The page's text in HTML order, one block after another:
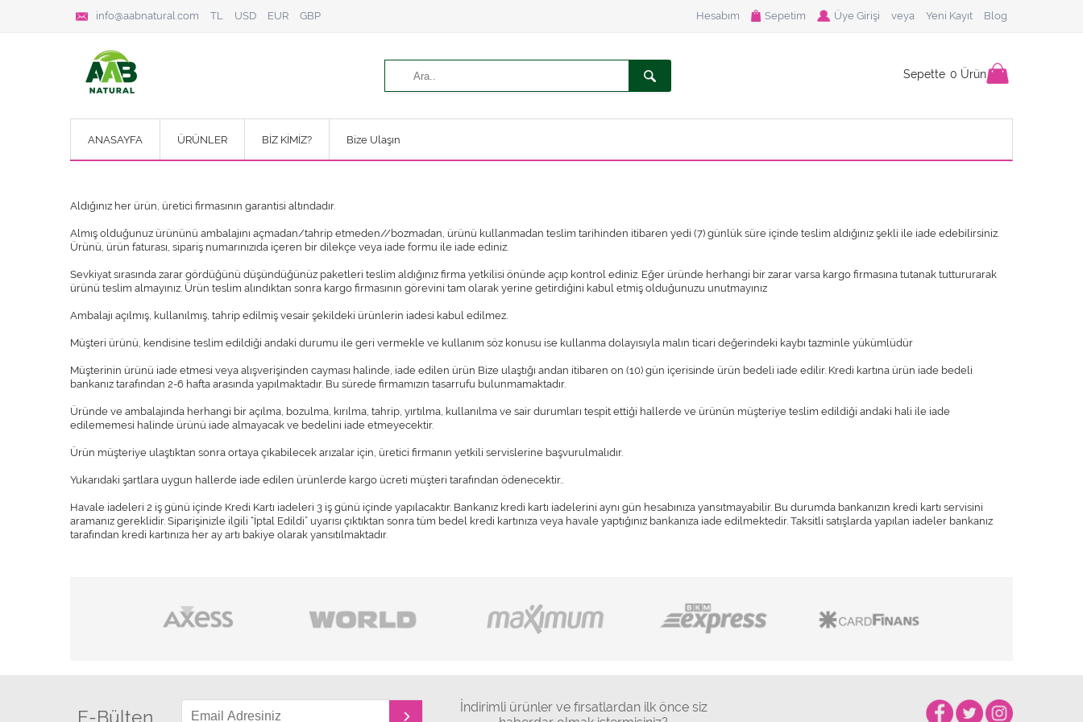
Blog
Yeni Kayıt
veya
Üye Girişi
Sepetim
Hesabım
info@aabnatural.com TL USD EUR GBP
Sepette 0 Ürün
ANASAYFA ÜRÜNLER BİZ KİMİZ? Bize Ulaşın
Aldığınız her ürün, üretici firmasının garantisi altındadır.
Almış olduğunuz ürününü ambalajını açmadan/tahrip etmeden//bozmadan, ürünü kullanmadan teslim tarihinden itibaren yedi (7) günlük süre içinde teslim aldığınız şekli ile iade edebilirsiniz.
Ürünü, ürün faturası, sipariş numarınızıda içeren bir dilekçe veya iade formu ile iade ediniz.
Sevkiyat sırasında zarar gördüğünü düşündüğünüz paketleri teslim aldığınız firma yetkilisi önünde açıp kontrol ediniz. Eğer üründe herhangi bir zarar varsa kargo firmasına tutanak tuttururarak
ürünü teslim almayınız. Ürün teslim alındıktan sonra kargo firmasının görevini tam olarak yerine getirdiğini kabul etmiş olduğunuzu unutmayınız
Ambalajı açılmış, kullanılmış, tahrip edilmiş vesair şekildeki ürünlerin iadesi kabul edilmez.
Müşteri ürünü, kendisine teslim edildiği andaki durumu ile geri vermekle ve kullanım söz konusu ise kullanma dolayısıyla malın ticari değerindeki kaybı tazminle yükümlüdür
Müşterinin ürünü iade etmesi veya alışverişinden cayması halinde, iade edilen ürün Bize ulaştığı andan itibaren on (10) gün içerisinde ürün bedeli iade edilir. Kredi kartına ürün iade bedeli
bankanız tarafından 2-6 hafta arasında yapılmaktadır. Bu sürede firmamızın tasarrufu bulunmamaktadır.
Üründe ve ambalajında herhangi bir açılma, bozulma, kırılma, tahrip, yırtılma, kullanılma ve sair durumları tespit ettiği hallerde ve ürünün müşteriye teslim edildiği andaki hali ile iade
edilememesi halinde ürünü iade almayacak ve bedelini iade etmeyecektir.
Ürün müşteriye ulaştıktan sonra ortaya çıkabilecek arızalar için, üretici firmanın yetkili servislerine başvurulmalıdır.
Yukarıdaki şartlara uygun hallerde iade edilen ürünlerde kargo ücreti müşteri tarafından ödenecektir..
Havale iadeleri 2 iş günü içinde Kredi Kartı iadeleri 3 iş günü içinde yapılacaktır. Bankanız kredi kartı iadelerini aynı gün hesabınıza yansıtmayabilir. Bu durumda bankanızın kredi kartı servisini
aramanız gereklidir. Siparişinizle ilgili “İptal Edildi” uyarısı çıktıktan sonra tüm bedel kredi kartınıza veya havale yaptığınız bankanıza iade edilmektedir. Taksitli satışlarda yapılan iadeler bankanız
tarafından kredi kartınıza her ay artı bakiye olarak yansıtılmaktadır.
E-Bülten
İndirimli ürünler ve fırsatlardan ilk önce siz